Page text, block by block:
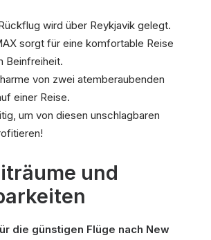
wird über Reykjavik gelegt.
sorgt für eine komfortable Reise
Beinfreiheit.
von zwei atemberaubenden
einer Reise.
um von diesen unschlagbaren
und
die günstigen Flüge nach New